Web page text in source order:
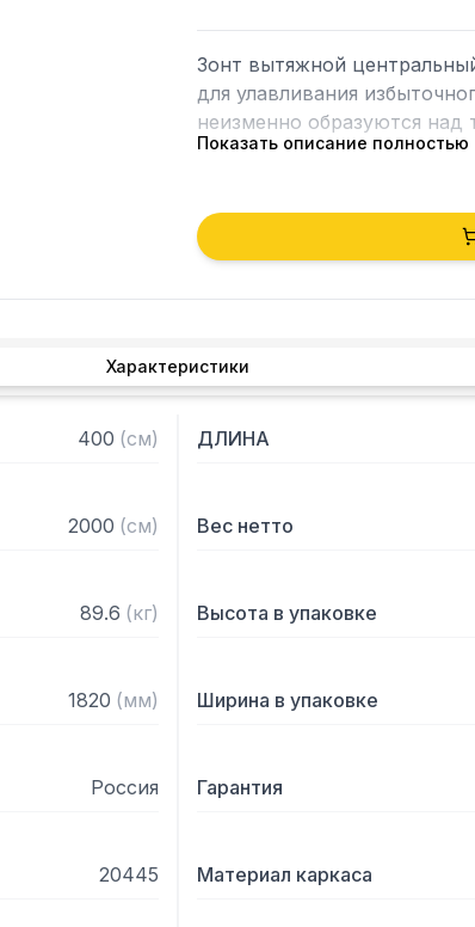
Зонт вытяжной
для улавливания
неизменно образуются над
которые в противном
утвари. Поэтому это
и защищает сотрудников
— Вытяжной центральный
— Материал: нержавеющая
Показать описание полностью
Характеристики
400 (см) ДЛИНА
2000 (см) Вес нетто
89.6 (кг) Высота в упаковке
1820 (мм) Ширина в упаковке
Россия Гарантия
20445 Материал каркаса